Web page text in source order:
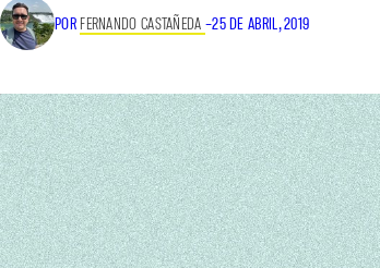
POR FERNANDO CASTAÑEDA –25 DE ABRIL, 2019